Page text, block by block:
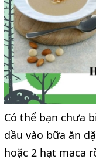
Có thể bạn chưa
dầu vào bữa ăn
hoặc 2 hạt maca